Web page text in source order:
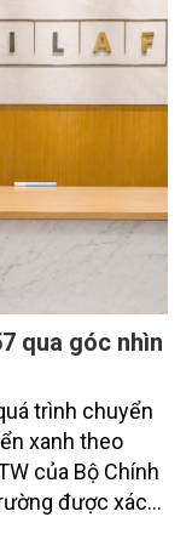
người dân.
qua góc nhìn
trình chuyển
xanh theo
của Bộ Chính
được xác